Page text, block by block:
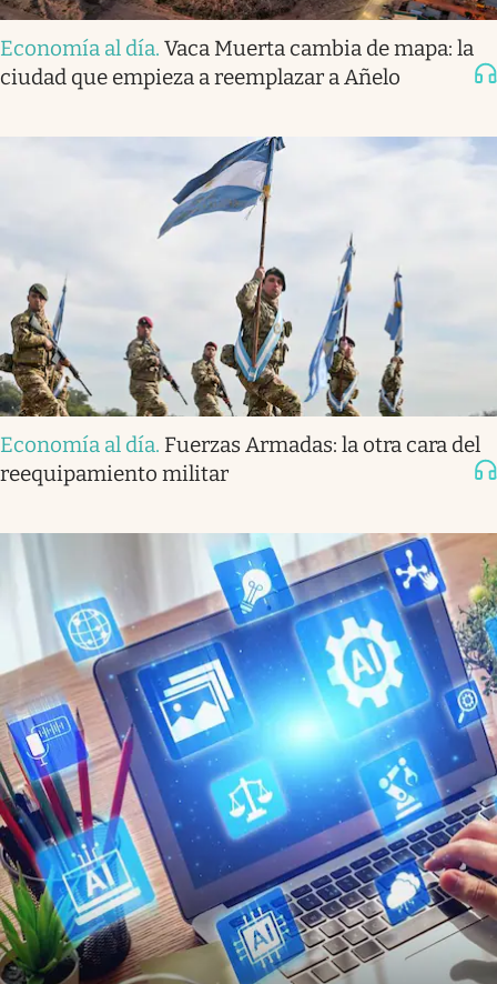
Economía al día. Vaca Muerta cambia de mapa: la
ciudad que empieza a reemplazar a Añelo
Economía al día. Fuerzas Armadas: la otra cara del
reequipamiento militar